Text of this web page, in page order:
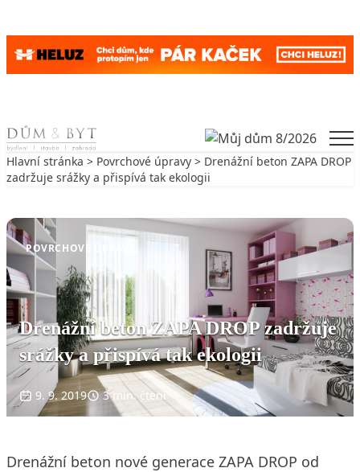
Skip to content
Hlavní stránka > Povrchové úpravy > Drenážní beton ZAPA DROP
zadržuje srážky a přispívá tak ekologii
POVRCHOVÉ ÚPRAVY
Drenážní beton ZAPA DROP zadržuje
srážky a přispívá tak ekologii
9. 9. 2019 3 min. čtení
Drenážní beton nové generace ZAPA DROP od